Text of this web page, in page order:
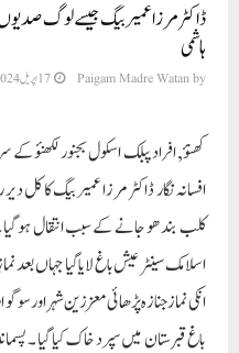
ڈاکٹر مرزا عمیر بیگ جیسے لوگ
ہاشمی
by
Paigam Madre Watan 17 اپریل 2024
کھنؤ, افراد پبلک اسکول بجنور لکھنؤ
افسانہ نگار ڈاکٹر مرزا عمیر بیگ کا کل
اسلامک سینٹر عیش باغ لایا گیا جہاں بعد
انکی نماز جنازہ پڑھائی معززین شہر اور
باغ قبرستان میں سپرد خاک کیا گیا ۔